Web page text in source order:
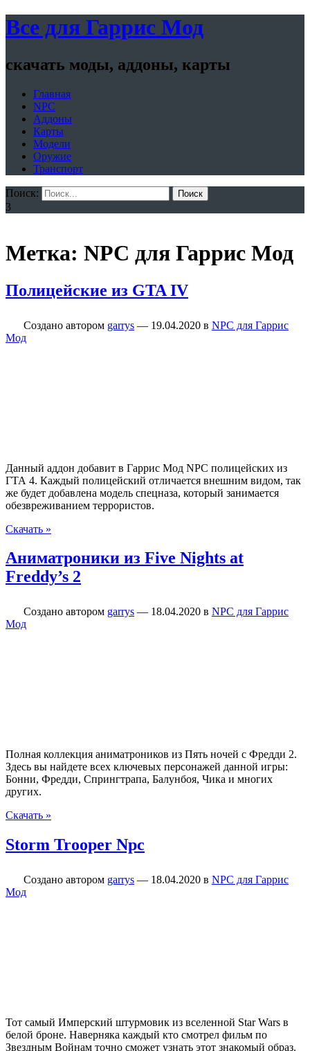
Все для Гаррис Мод
скачать моды, аддоны, карты
Главная
NPC
Аддоны
Карты
Модели
Оружие
Транспорт
Поиск: Поиск
3
Метка: NPC для Гаррис Мод
Полицейские из GTA IV
Создано автором garrys — 19.04.2020 в NPC для Гаррис
Мод
Данный аддон добавит в Гаррис Мод NPC полицейских из
ГТА 4. Каждый полицейский отличается внешним видом, так
же будет добавлена модель спецназа, который занимается
обезвреживанием террористов.
Скачать »
Аниматроники из Five Nights at
Freddy’s 2
Создано автором garrys — 18.04.2020 в NPC для Гаррис
Мод
Полная коллекция аниматроников из Пять ночей с Фредди 2.
Здесь вы найдете всех ключевых персонажей данной игры:
Бонни, Фредди, Спрингтрапа, Балунбоя, Чика и многих
других.
Скачать »
Storm Trooper Npc
Создано автором garrys — 18.04.2020 в NPC для Гаррис
Мод
Тот самый Имперский штурмовик из вселенной Star Wars в
белой броне. Наверняка каждый кто смотрел фильм по
Звездным Войнам точно сможет узнать этот знакомый образ.